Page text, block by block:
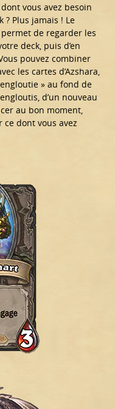
vous avez besoin
Plus jamais ! Le
permet de regarder les
deck, puis d’en
pouvez combiner
les cartes d’Azshara,
» au fond de
d’un nouveau
au bon moment,
dont vous avez